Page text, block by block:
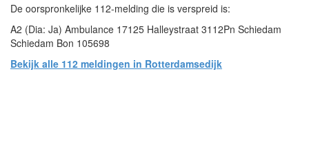
De oorspronkelijke 112-melding die is verspreid is:
A2 (Dia: Ja) Ambulance 17125 Halleystraat 3112Pn Schiedam
Schiedam Bon 105698
Bekijk alle 112 meldingen in Rotterdamsedijk